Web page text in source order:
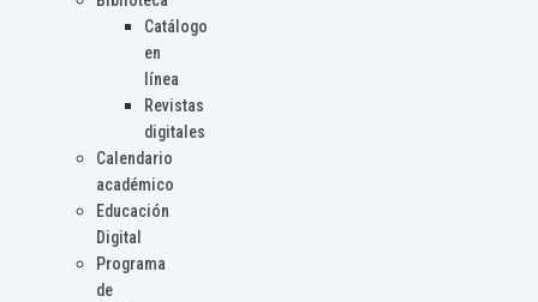
Catálogo
en
línea
Revistas
digitales
Calendario
académico
Educación
Digital
Programa
de